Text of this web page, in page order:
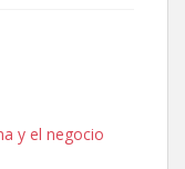
y el negocio